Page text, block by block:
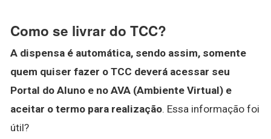
Como se livrar do TCC?
A dispensa é automática, sendo assim, somente
quem quiser fazer o TCC deverá acessar seu
Portal do Aluno e no AVA (Ambiente Virtual) e
aceitar o termo para realização. Essa informação foi
útil?